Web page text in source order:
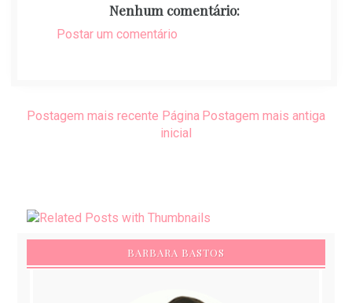
Nenhum comentário:
Postar um comentário
Postagem mais recente Postagem mais antiga
Página
inicial
BARBARA BASTOS